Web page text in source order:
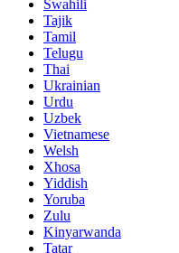
Swahili
Tajik
Tamil
Telugu
Thai
Ukrainian
Urdu
Uzbek
Vietnamese
Welsh
Xhosa
Yiddish
Yoruba
Zulu
Kinyarwanda
Tatar